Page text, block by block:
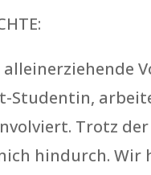
alleinerziehende
Studentin,
Trotz
hindurch. Wir